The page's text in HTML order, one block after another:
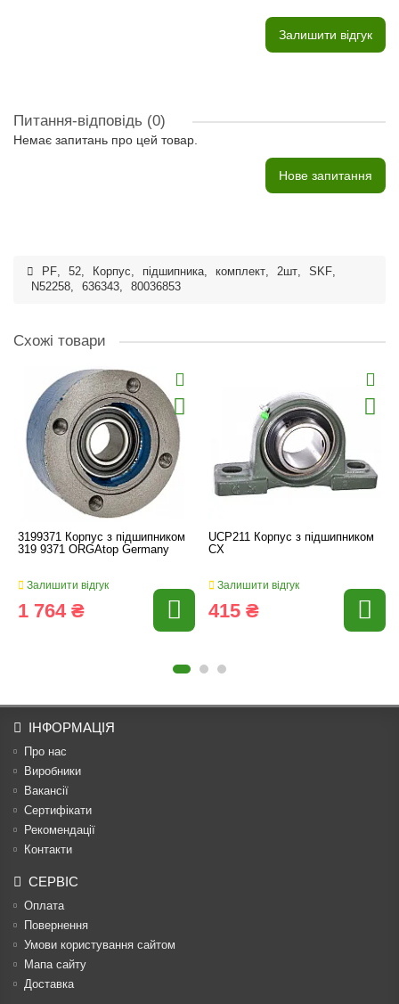
Залишити відгук
Питання-відповідь (0)
Немає запитань про цей товар.
Нове запитання
PF, 52, Корпус, підшипника, комплект, 2шт, SKF,
N52258, 636343, 80036853
Схожі товари
3199371 Корпус з підшипником
319 9371 ORGAtop Germany
Залишити відгук
1 764 ₴
UCP211 Корпус з підшипником
CX
Залишити відгук
415 ₴
ІНФОРМАЦІЯ
Про нас
Виробники
Вакансії
Сертифікати
Рекомендації
Контакти
СЕРВІС
Оплата
Повернення
Умови користування сайтом
Мапа сайту
Доставка